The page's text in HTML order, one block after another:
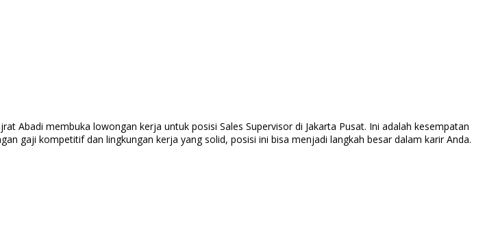
Abadi membuka lowongan kerja untuk posisi Sales Supervisor di Jakarta Pusat. Ini adalah kesempatan
gaji kompetitif dan lingkungan kerja yang solid, posisi ini bisa menjadi langkah besar dalam karir Anda.